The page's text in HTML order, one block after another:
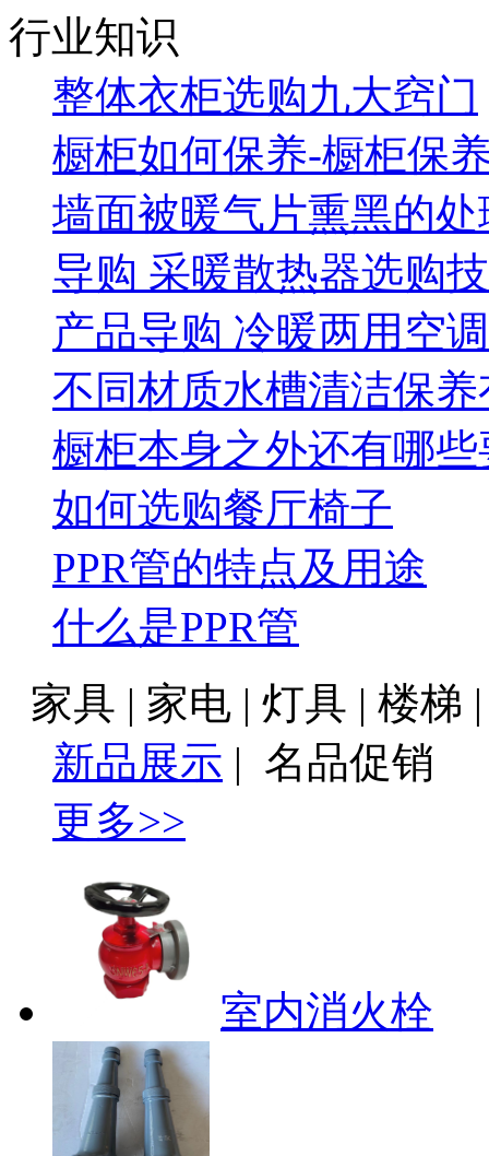
行业知识
整体衣柜选购九大窍门
橱柜如何保养-橱柜保
墙面被暖气片熏黑的
导购 采暖散热器选购
产品导购 冷暖两用空
不同材质水槽清洁保
橱柜本身之外还有哪
如何选购餐厅椅子
PPR管的特点及用途
什么是PPR管
家具 | 家电 | 灯具 | 楼梯
新品展示 | 名品促销
更多>>
室内消火栓